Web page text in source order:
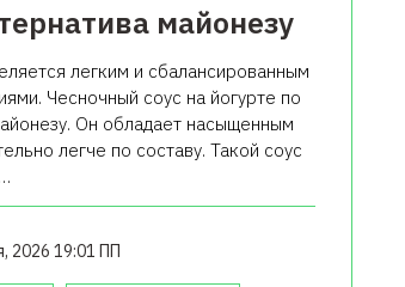
майонезу
легким и сбалансированным
Чесночный соус на йогурте по
Он обладает насыщенным
легче по составу. Такой соус
2026 19:01 ПП